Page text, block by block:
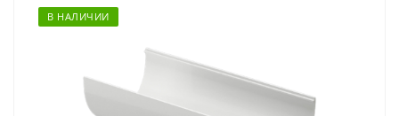
В НАЛИЧИИ